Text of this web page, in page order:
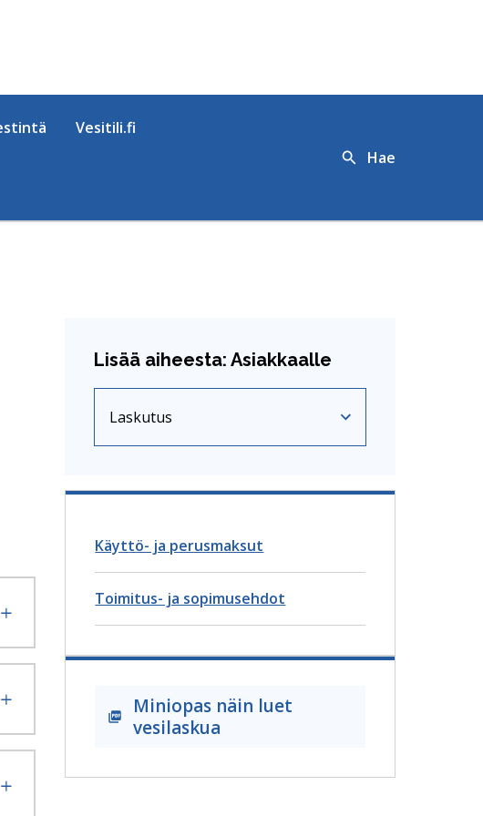
Vesitili.fi
Hae
Lisää aiheesta: Asiakkaalle
Nykyinen sivu
Laskutus
Klikkaa käyttääksesi valikkoa
Käyttö- ja perusmaksut
Toimitus- ja sopimusehdot
Miniopas näin luet
vesilaskua